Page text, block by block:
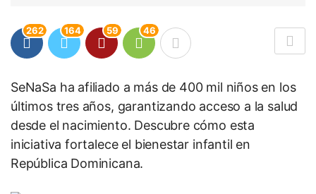
262 164 59 46
SeNaSa ha afiliado a más de 400 mil niños en los
últimos tres años, garantizando acceso a la salud
desde el nacimiento. Descubre cómo esta
iniciativa fortalece el bienestar infantil en
República Dominicana.